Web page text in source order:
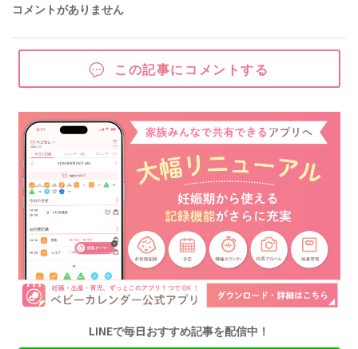
コメントがありません
この記事にコメントする
LINEで毎日おすすめ記事を配信中！